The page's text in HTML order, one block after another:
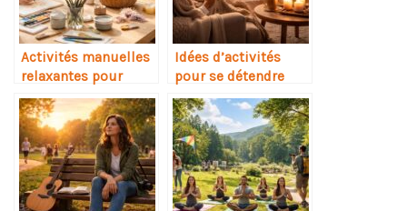
Activités manuelles
relaxantes pour
adultes
Idées d’activités
pour se détendre
après le travail